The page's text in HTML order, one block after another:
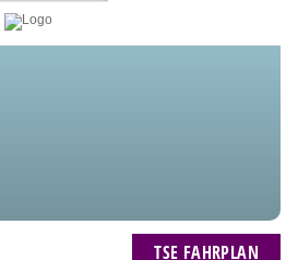
TSE FAHRPLAN